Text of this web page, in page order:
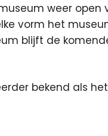
weer open
vorm het
blijft de
bekend als